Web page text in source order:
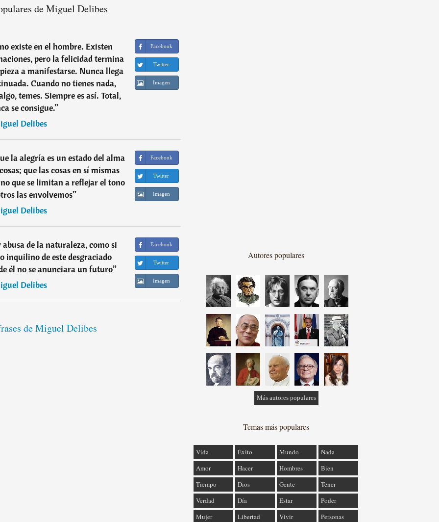
de Miguel Delibes
existe en el hombre. Existen
pero la felicidad termina
a manifestarse. Nunca llega
Cuando no tienes nada,
temes. Siempre es así. Total,
se consigue.”
Delibes
Facebook
Twitter
Imagen
la alegría es un estado del alma
que las cosas en sí mismas
que se limitan a reflejar el tono
las envolvemos”
Delibes
Facebook
Twitter
Imagen
de la naturaleza, como si
inquilino de este desgraciado
él no se anunciara un futuro”
Delibes
Facebook
Twitter
Imagen
de Miguel Delibes
Autores populares
Más autores populares
Temas más populares
Vida Éxito Mundo
Nada
Amor
Hacer Hombres
Bien
Tiempo
Dios Gente
Tener
Verdad
Día Estar
Poder
Mujer
Libertad Vivir Personas